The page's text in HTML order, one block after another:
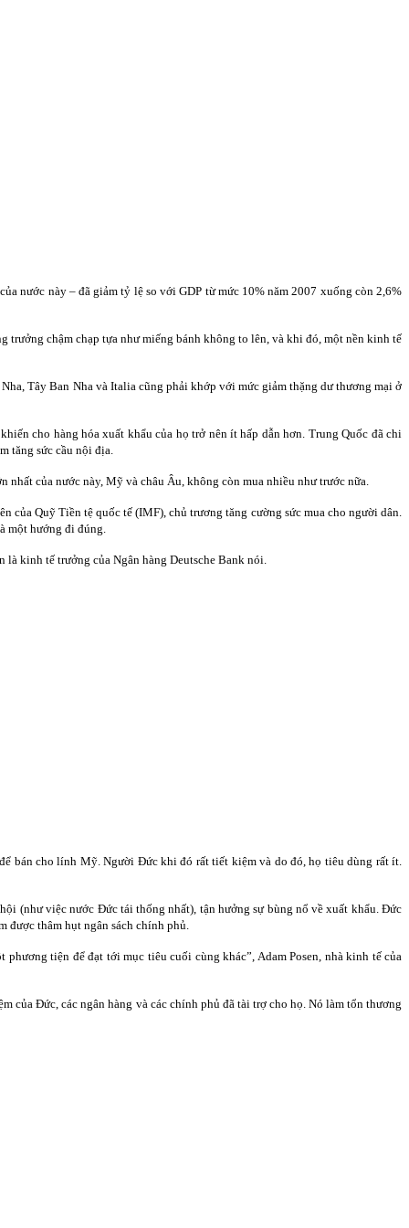
nước này – đã giảm tỷ lệ so với GDP từ mức 10% năm 2007 xuống còn 2,6%
trưởng chậm chạp tựa như miếng bánh không to lên, và khi đó, một nền kinh tế
Tây Ban Nha và Italia cũng phải khớp với mức giảm thặng dư thương mại ở
cho hàng hóa xuất khẩu của họ trở nên ít hấp dẫn hơn. Trung Quốc đã chi
tăng sức cầu nội địa.
của nước này, Mỹ và châu Âu, không còn mua nhiều như trước nữa.
Quỹ Tiền tệ quốc tế (IMF), chủ trương tăng cường sức mua cho người dân.
một hướng đi đúng.
kinh tế trưởng của Ngân hàng Deutsche Bank nói.
bán cho lính Mỹ. Người Đức khi đó rất tiết kiệm và do đó, họ tiêu dùng rất ít.
(như việc nước Đức tái thống nhất), tận hưởng sự bùng nổ về xuất khẩu. Đức
được thâm hụt ngân sách chính phủ.
tiện để đạt tới mục tiêu cuối cùng khác”, Adam Posen, nhà kinh tế của
của Đức, các ngân hàng và các chính phủ đã tài trợ cho họ. Nó làm tổn thương